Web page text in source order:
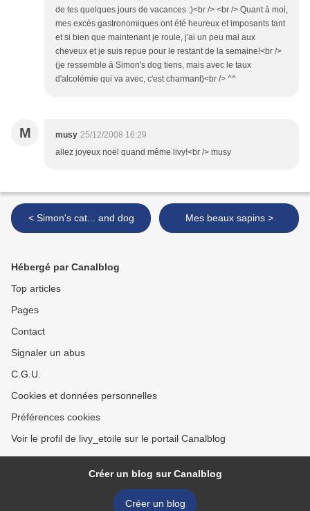
de tes quelques jours de vacances :)<br /> <br /> Quant à moi,
mes excès gastronomiques ont été heureux et imposants tant
et si bien que maintenant je roule, j'ai un peu mal aux
cheveux et je suis repue pour le restant de la semaine!<br />
(je ressemble à Simon's dog tiens, mais avec le taux
d'alcolémie qui va avec, c'est charmant)<br /> ^^
M musy 25/12/2008 16:29
allez joyeux noël quand même livy!<br /> musy
< Simon's cat... and dog Mes beaux sapins >
Hébergé par Canalblog
Top articles
Pages
Contact
Signaler un abus
C.G.U.
Cookies et données personnelles
Préférences cookies
Voir le profil de livy_etoile sur le portail Canalblog
Créer un blog sur Canalblog
Créer un blog